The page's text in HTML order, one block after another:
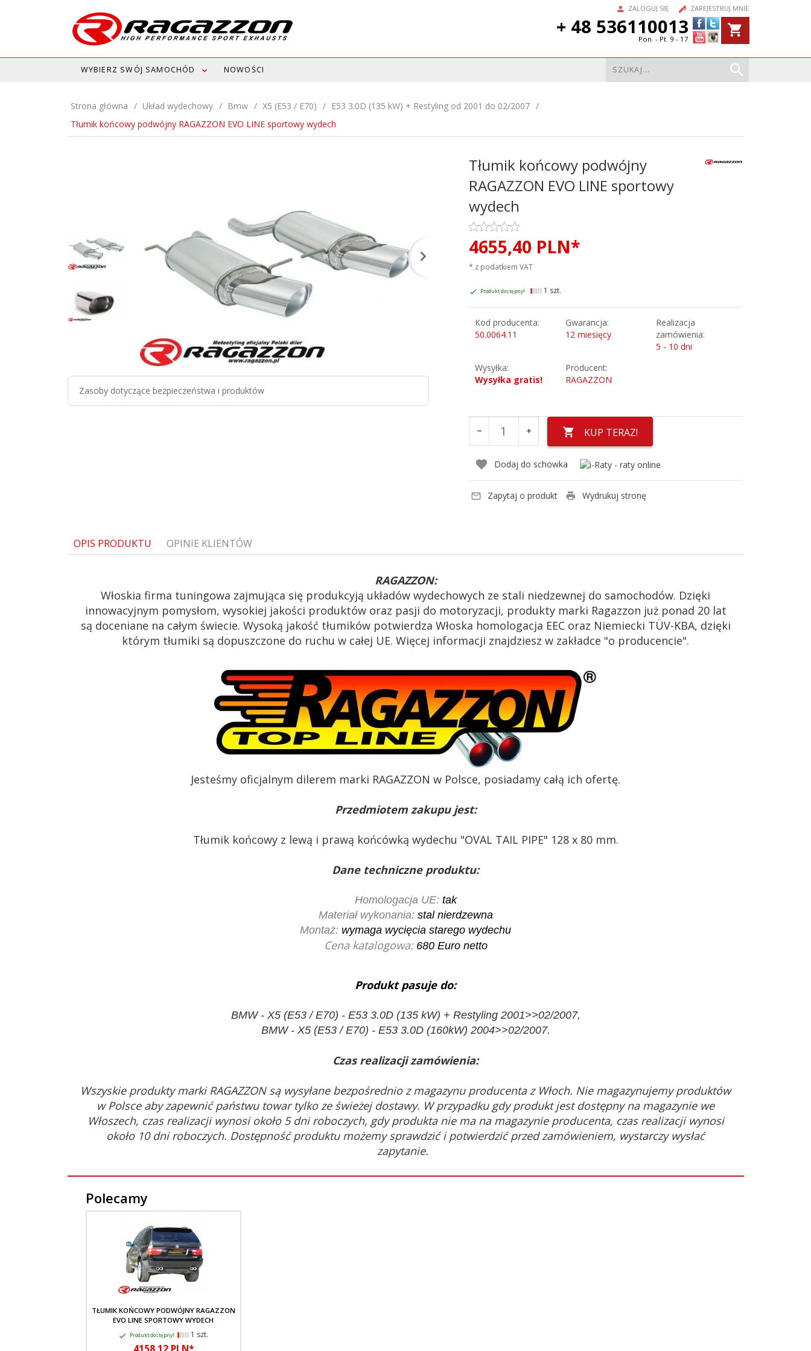
ZALOGUJ SIĘ ZAREJESTRUJ MNIE
+ 48 536110013
Pon. - Pt. 9 - 17
WYBIERZ SWÓJ SAMOCHÓD NOWOŚCI
Strona główna Układ wydechowy Bmw X5 (E53 / E70)
E53 3.0D (135 kW) + Restyling od 2001 do 02/2007
Tłumik końcowy podwójny RAGAZZON EVO LINE sportowy wydech
Zasoby dotyczące bezpieczeństwa i produktów
Tłumik końcowy podwójny
RAGAZZON EVO LINE sportowy
wydech
4655,40 PLN*
* z podatkiem VAT
Produkt dostępny! 1 szt.
Kod producenta:
50.0064.11
Gwarancja:
12 miesięcy
Realizacja
zamówienia:
5 - 10 dni
Wysyłka:
Wysyłka gratis!
Producent:
RAGAZZON
KUP TERAZ!
Dodaj do schowka
Zapytaj o produkt Wydrukuj stronę
OPIS PRODUKTU OPINIE KLIENTÓW
RAGAZZON:
Włoskia firma tuningowa zajmująca się produkcyją układów wydechowych ze stali niedzewnej do samochodów. Dzięki
innowacyjnym pomysłom, wysokiej jakości produktów oraz pasji do motoryzacji, produkty marki Ragazzon już ponad 20 lat
są doceniane na całym świecie. Wysoką jakość tłumików potwierdza Włoska homologacja EEC oraz Niemiecki TÜV-KBA, dzięki
którym tłumiki są dopuszczone do ruchu w całej UE. Więcej informacji znajdziesz w zakładce "o producencie".
Jesteśmy oficjalnym dilerem marki RAGAZZON w Polsce, posiadamy całą ich ofertę.
Przedmiotem zakupu jest:
Tłumik końcowy z lewą i prawą końcówką wydechu "OVAL TAIL PIPE" 128 x 80 mm.
Dane techniczne produktu:
Homologacja UE: tak
Materiał wykonania: stal nierdzewna
Montaż: wymaga wycięcia starego wydechu
Cena katalogowa: 680 Euro netto
Produkt pasuje do:
BMW - X5 (E53 / E70) - E53 3.0D (135 kW) + Restyling 2001>>02/2007,
BMW - X5 (E53 / E70) - E53 3.0D (160kW) 2004>>02/2007.
Czas realizacji zamówienia:
Wszyskie produkty marki RAGAZZON są wysyłane bezpośrednio z magazynu producenta z Włoch. Nie magazynujemy produktów
w Polsce aby zapewnić państwu towar tylko ze świeżej dostawy. W przypadku gdy produkt jest dostępny na magazynie we
Włoszech, czas realizacji wynosi około 5 dni roboczych, gdy produkta nie ma na magazynie producenta, czas realizacji wynosi
około 10 dni roboczych. Dostępność produktu możemy sprawdzić i potwierdzić przed zamówieniem, wystarczy wysłać
zapytanie.
Polecamy
TŁUMIK KOŃCOWY PODWÓJNY RAGAZZON
EVO LINE SPORTOWY WYDECH
Produkt dostępny! 1 szt.